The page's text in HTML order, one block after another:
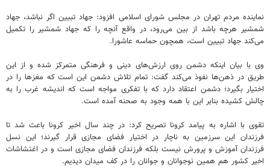
نماینده مردم تهران در مجلس شورای اسلامی افزود: جهاد تبیین اگر نباشد، جهاد
شمشیر هرچه باشد از بین می‌رود، در واقع آنچه را که جهاد شمشیر را تکمیل
می‌کند جهاد تبیین است، همچون حماسه عاشورا.
وی با بیان اینکه دشمن روی ارزش‌های دینی و فرهنگی متمرکز شده و از این
طریق در ذهن‌ها نفوذ می‌کند گفت: تمام تلاش دشمن این است که مغزها را در
اختیار بگیرد؛ دشمن اعتقاد دارد که با تفکری مواجه است که اندیشه غرب را به
چالش کشیده بنابر این با همه وجود به صحنه آمده است.
تقوی با اشاره به پیامد کرونا تصریح کرد: در چند سال اخیر کرونا باعث شد تا
فرزندان این سرزمین به ناچار در اختیار فضای مجازی قرار گیرند؛ این نسل
فرزندان آموزش و پرورش نیست بلکه فرزندان فضای مجازی است و در اغتشاشات
اخیر کشور هم همین نوجوانان و جوانان را در کف میدان دیدیم.